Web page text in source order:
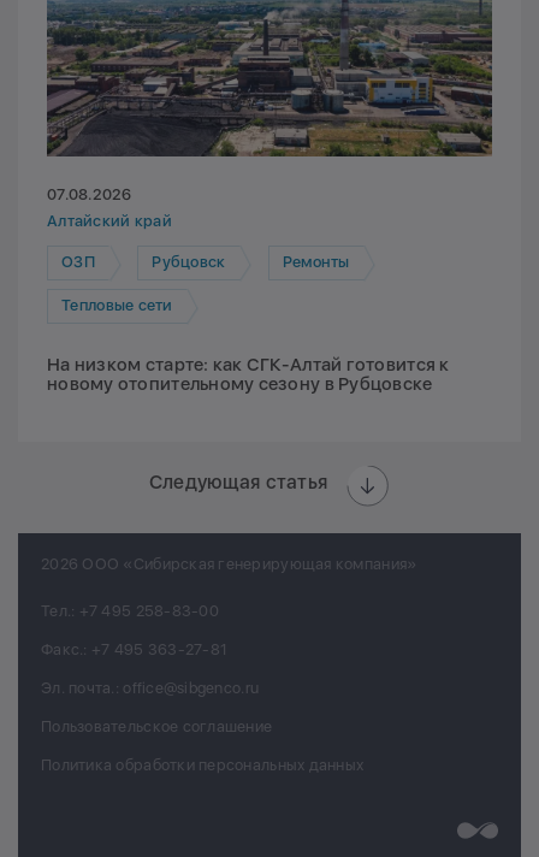
07.08.2026
Алтайский край
ОЗП Рубцовск Ремонты
Тепловые сети
На низком старте: как СГК-Алтай готовится к
новому отопительному сезону в Рубцовске
Следующая статья
2026 ООО «Сибирская генерирующая компания»
Тел.: +7 495 258-83-00
Факс.: +7 495 363-27-81
Эл. почта.: office@sibgenco.ru
Пользовательское соглашение
Политика обработки персональных данных